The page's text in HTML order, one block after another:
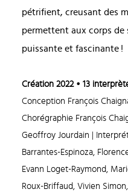
pétrifient, creusant des
permettent aux corps de
puissante et fascinante !
Création 2022• 13
Conception François
Chorégraphie François
Geoffroy Jourdain |
Barrantes-Espinoza,
Evann Loget-Raymond,
Roux-Briffaud, Vivien